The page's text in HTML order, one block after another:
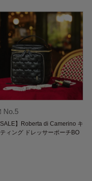
No.5
】Roberta di Camerino キ
ィング ドレッサーポーチBO